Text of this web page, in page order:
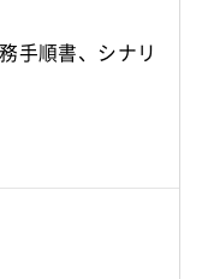
手順書、シナリ